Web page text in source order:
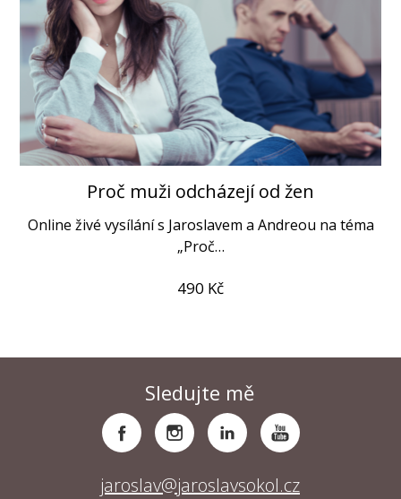
Proč muži odcházejí od žen
Online živé vysílání s Jaroslavem a Andreou na téma
„Proč…
490 Kč
Sledujte mě
jaroslav@jaroslavsokol.cz